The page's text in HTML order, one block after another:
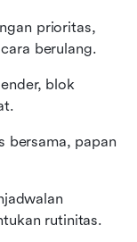
prioritas,
berulang.
blok
bersama, papan
rutinitas.